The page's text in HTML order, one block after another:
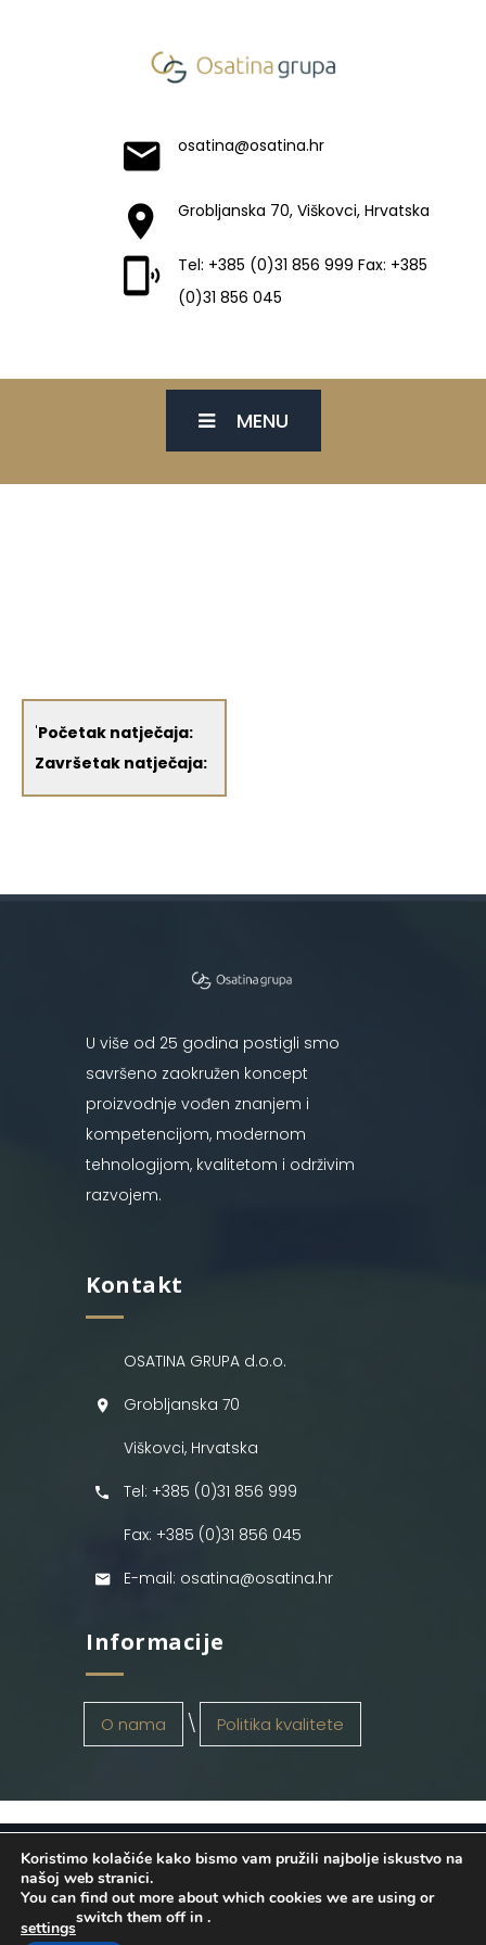
osatina@osatina.hr
Grobljanska 70, Viškovci, Hrvatska
Tel: +385 (0)31 856 999 Fax: +385
(0)31 856 045
MENU
'Početak natječaja:
Završetak natječaja:
U više od 25 godina postigli smo
savršeno zaokružen koncept
proizvodnje vođen znanjem i
kompetencijom, modernom
tehnologijom, kvalitetom i održivim
razvojem.
Kontakt
OSATINA GRUPA d.o.o.
Grobljanska 70
Viškovci, Hrvatska
Tel: +385 (0)31 856 999
Fax: +385 (0)31 856 045
E-mail: osatina@osatina.hr
Informacije
O nama Politika kvalitete
OSATINA GRUPA d.o.o. 2026
. Configured
byINFOS Osijek. Sva prava pridržana.
Koristimo kolačiće kako bismo vam pružili najbolje iskustvo na
našoj web stranici.
You can find out more about which cookies we are using or
switch them off in
settings
.